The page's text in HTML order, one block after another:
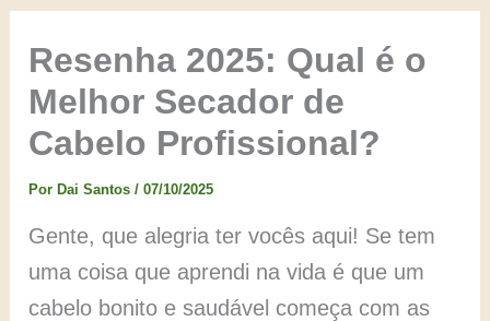
Resenha 2025: Qual é o
Melhor Secador de
Cabelo Profissional?
PorDai Santos/07/10/2025
Gente, que alegria ter vocês aqui! Se tem
uma coisa que aprendi na vida é que um
cabelo bonito e saudável começa com as